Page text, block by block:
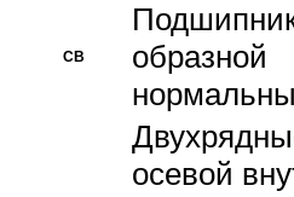
CB
осевой